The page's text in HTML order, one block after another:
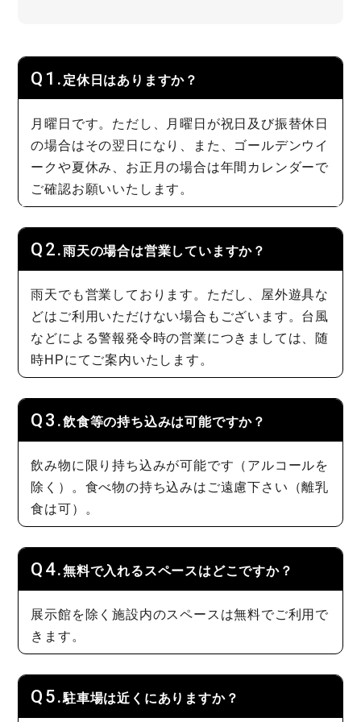
定休日はありますか？
月曜日です。ただし、月曜日が祝日及び振替休日
の場合はその翌日になり、また、ゴールデンウイ
ークや夏休み、お正月の場合は年間カレンダーで
ご確認お願いいたします。
雨天の場合は営業していますか？
雨天でも営業しております。ただし、屋外遊具な
どはご利用いただけない場合もございます。台風
などによる警報発令時の営業につきましては、随
時HPにてご案内いたします。
飲食等の持ち込みは可能ですか？
飲み物に限り持ち込みが可能です（アルコールを
除く）。食べ物の持ち込みはご遠慮下さい（離乳
食は可）。
無料で入れるスペースはどこですか？
展示館を除く施設内のスペースは無料でご利用で
きます。
駐車場は近くにありますか？